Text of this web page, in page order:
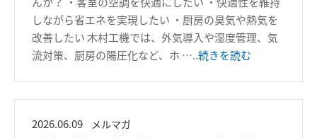
しながら省エネを実現したい ・厨房の臭気や熱気を
改善したい 木村工機では、外気導入や湿度管理、気
流対策、厨房の陽圧化など、ホ …..続きを読む
2026.06.09 メルマガ